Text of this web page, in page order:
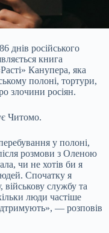
днів російського
книга
Канупера, яка
полоні, тортури,
злочини росіян.
Читомо.
у полоні,
розмови з Оленою
чи не хотів би я
Спочатку я
службу та
люди частіше
— розповів